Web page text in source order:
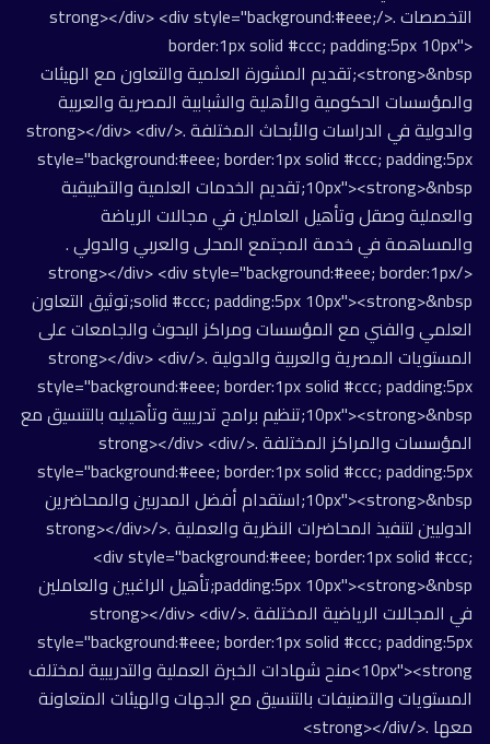
التخصصات .</strong></div> <div style="background:#eee;
border:1px solid #ccc; padding:5px 10px">
<strong>&nbsp;تقديم المشورة العلمية والتعاون مع الهيئات
والمؤسسات الحكومية والأهلية والشبابية المصرية والعربية
والدولية في الدراسات والأبحاث المختلفة .</strong></div> <div
style="background:#eee; border:1px solid #ccc; padding:5px
10px"><strong>&nbsp;تقديم الخدمات العلمية والتطبيقية
والعملية وصقل وتأهيل العاملين في مجالات الرياضة
والمساهمة في خدمة المجتمع المحلى والعربي والدولي .
</strong></div> <div style="background:#eee; border:1px
solid #ccc; padding:5px 10px"><strong>&nbsp;توثيق التعاون
العلمي والفني مع المؤسسات ومراكز البحوث والجامعات على
المستويات المصرية والعربية والدولية .</strong></div> <div
style="background:#eee; border:1px solid #ccc; padding:5px
10px"><strong>&nbsp;تنظيم برامج تدريبية وتأهيليه بالتنسيق مع
المؤسسات والمراكز المختلفة .</strong></div> <div
style="background:#eee; border:1px solid #ccc; padding:5px
10px"><strong>&nbsp;استقدام أفضل المدربين والمحاضرين
الدوليين لتنفيذ المحاضرات النظرية والعملية .</strong></div>
<div style="background:#eee; border:1px solid #ccc;
padding:5px 10px"><strong>&nbsp;تأهيل الراغبين والعاملين
في المجالات الرياضية المختلفة .</strong></div> <div
style="background:#eee; border:1px solid #ccc; padding:5px
10px"><strong>منح شهادات الخبرة العملية والتدريبية لمختلف
المستويات والتصنيفات بالتنسيق مع الجهات والهيئات المتعاونة
معها .</strong></div>